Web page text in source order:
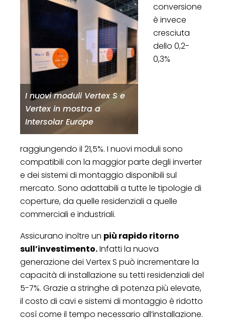
I nuovi moduli Vertex S e
Vertex in mostra a
Intersolar Europe
conversione
è invece
cresciuta
dello 0,2-
0,3%
raggiungendo il 21,5%. I nuovi moduli sono
compatibili con la maggior parte degli inverter
e dei sistemi di montaggio disponibili sul
mercato. Sono adattabili a tutte le tipologie di
coperture, da quelle residenziali a quelle
commerciali e industriali.
Assicurano inoltre un più rapido ritorno
sull’investimento.Infatti la nuova
generazione dei Vertex S può incrementare la
capacità di installazione su tetti residenziali del
5-7%. Grazie a stringhe di potenza più elevate,
il costo di cavi e sistemi di montaggio è ridotto
così come il tempo necessario all’installazione.